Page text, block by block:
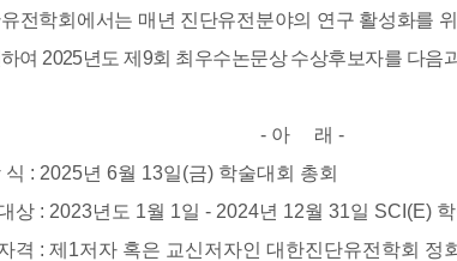
전학회에서는 매년 진단유전 분야의 연구 활성화를
여 2025년도 제9회 최우수논문상 수상후보자를 다음
아 래 -​
식 : 2025년 6월 13일(금) 학술대회 총회
상 : 2023년도 1월 1일 - 2024년 12월 31일 SCI(E)
격 : 제 1저자 혹은 교신저자인 대한진단유전학회 정